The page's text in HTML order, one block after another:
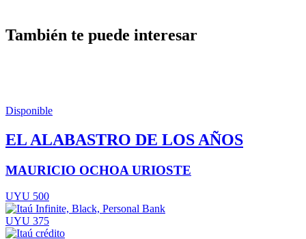
También te puede interesar
Disponible
EL ALABASTRO DE LOS AÑOS
MAURICIO OCHOA URIOSTE
UYU 500
UYU 375